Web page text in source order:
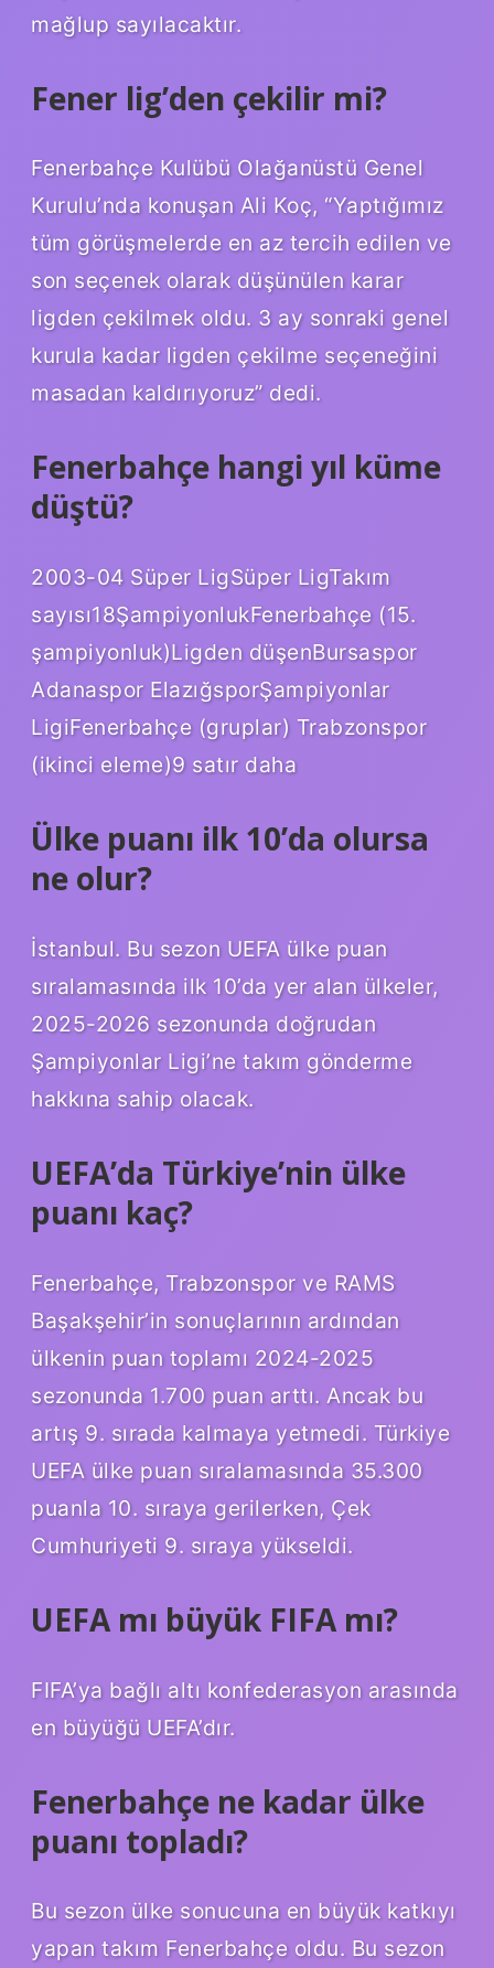
mağlup sayılacaktır.
Fener lig’den çekilir mi?
Fenerbahçe Kulübü Olağanüstü Genel
Kurulu’nda konuşan Ali Koç, “Yaptığımız
tüm görüşmelerde en az tercih edilen ve
son seçenek olarak düşünülen karar
ligden çekilmek oldu. 3 ay sonraki genel
kurula kadar ligden çekilme seçeneğini
masadan kaldırıyoruz” dedi.
Fenerbahçe hangi yıl küme
düştü?
2003-04 Süper LigSüper LigTakım
sayısı18ŞampiyonlukFenerbahçe (15.
şampiyonluk)Ligden düşenBursaspor
Adanaspor ElazığsporŞampiyonlar
LigiFenerbahçe (gruplar) Trabzonspor
(ikinci eleme)9 satır daha
Ülke puanı ilk 10’da olursa
ne olur?
İstanbul. Bu sezon UEFA ülke puan
sıralamasında ilk 10’da yer alan ülkeler,
2025-2026 sezonunda doğrudan
Şampiyonlar Ligi’ne takım gönderme
hakkına sahip olacak.
UEFA’da Türkiye’nin ülke
puanı kaç?
Fenerbahçe, Trabzonspor ve RAMS
Başakşehir’in sonuçlarının ardından
ülkenin puan toplamı 2024-2025
sezonunda 1.700 puan arttı. Ancak bu
artış 9. sırada kalmaya yetmedi. Türkiye
UEFA ülke puan sıralamasında 35.300
puanla 10. sıraya gerilerken, Çek
Cumhuriyeti 9. sıraya yükseldi.
UEFA mı büyük FIFA mı?
FIFA’ya bağlı altı konfederasyon arasında
en büyüğü UEFA’dır.
Fenerbahçe ne kadar ülke
puanı topladı?
Bu sezon ülke sonucuna en büyük katkıyı
yapan takım Fenerbahçe oldu. Bu sezon